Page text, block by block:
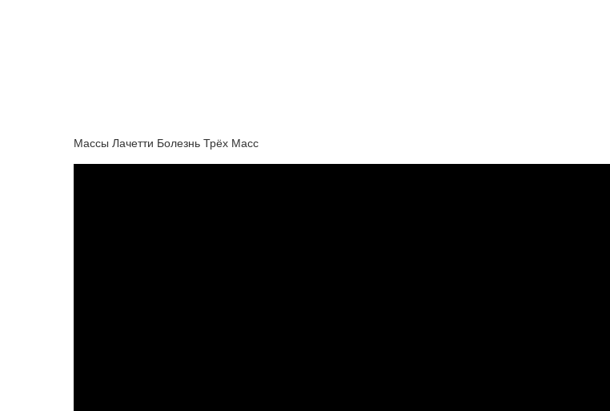
Массы Лачетти Болезнь Трёх Масс